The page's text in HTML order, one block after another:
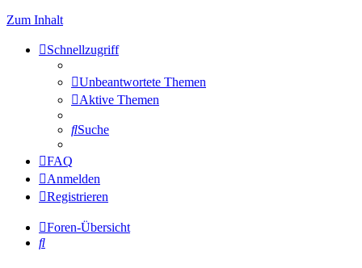
Zum Inhalt
Schnellzugriff
Unbeantwortete Themen
Aktive Themen
Suche
FAQ
Anmelden
Registrieren
Foren-Übersicht
Suche